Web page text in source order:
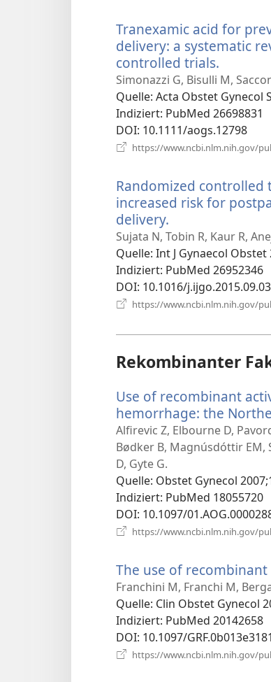
Tranexamic acid for
delivery: a systematic
controlled trials.
neues
Fenster)
Simonazzi G, Bisulli M,
Quelle‎: Acta Obstet Gynecol
Indiziert‎: PubMed 26698831
DOI‎: 10.1111/aogs.12798
https://www.ncbi.nlm.nih.gov/
Randomized
increased risk for
delivery.
neues
Fenster)
Sujata N, Tobin R, Kaur R,
Quelle‎: Int J Gynaecol Obstet
Indiziert‎: PubMed 26952346
DOI‎: 10.1016/
https://www.ncbi.nlm.nih.gov/
Rekombinanter
Use of recombinant
hemorrhage: the
Alfirevic Z, Elbourne D,
Bødker B, Magnúsdóttir EM,
D, Gyte G.
Quelle‎: Obstet Gynecol
Indiziert‎: PubMed 18055720
DOI‎: 10.1097/
https://www.ncbi.nlm.nih.gov/
The use of
Franchini M, Franchi M,
Quelle‎: Clin Obstet Gynecol
Indiziert‎: PubMed 20142658
DOI‎: 10.1097/
https://www.ncbi.nlm.nih.gov/